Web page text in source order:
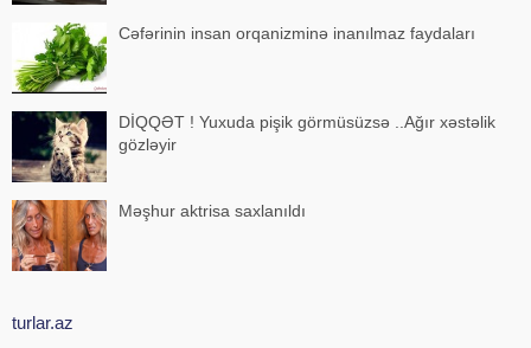
Cəfərinin insan orqanizminə inanılmaz faydaları
DİQQƏT ! Yuxuda pişik görmüsüzsə ..Ağır xəstəlik
gözləyir
Məşhur aktrisa saxlanıldı
turlar.az